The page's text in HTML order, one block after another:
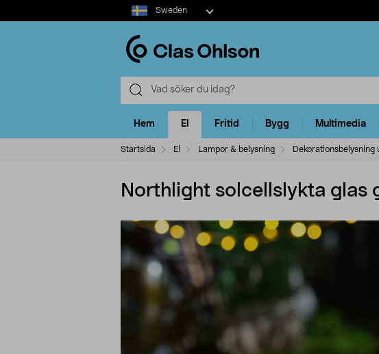
Select
market
Sweden
Hem El Fritid Bygg Multimedia
Startsida El Lampor & belysning Dekorationsbelysning
Northlight solcellslykta glas